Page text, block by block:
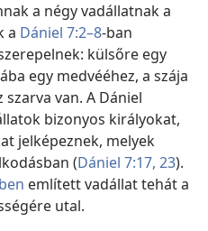
a négy vadállatnak a
a Dániel 7:2–8-ban
külsőre egy
egy medvééhez, a szája
van. A Dániel
bizonyos királyokat,
jelképeznek, melyek
(Dániel 7:17, 23).
említett vadállat tehát a
utal.